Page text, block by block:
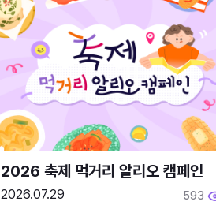
2026 축제 먹거리 알리오 캠페인
2026.07.29 593